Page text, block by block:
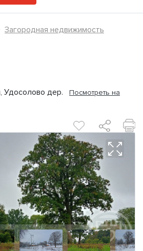
Загородная недвижимость
Удосолово дер. Посмотреть на